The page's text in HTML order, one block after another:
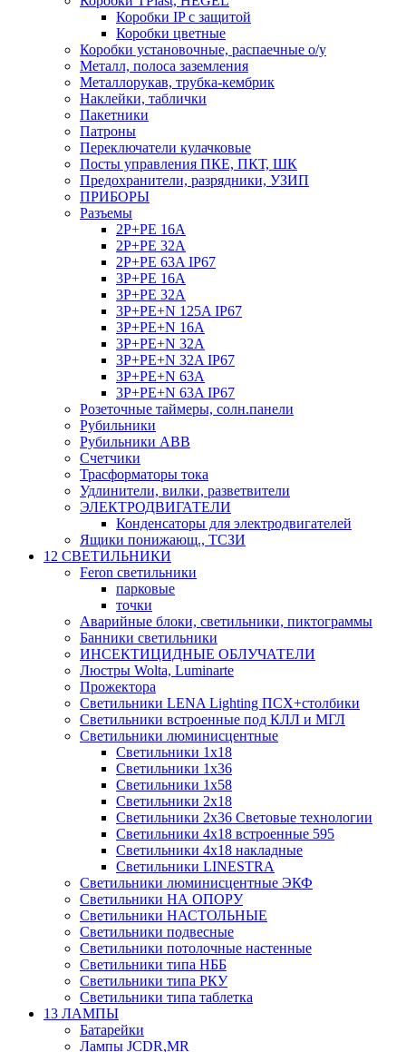
Коробки IP с защитой
Коробки цветные
Коробки установочные, распаечные о/у
Металл, полоса заземления
Металлорукав, трубка-кембрик
Наклейки, таблички
Пакетники
Патроны
Переключатели кулачковые
Посты управления ПКЕ, ПКТ, ШК
Предохранители, разрядники, УЗИП
ПРИБОРЫ
Разъемы
2P+PE 16A
2P+PE 32A
2P+PE 63A IP67
3P+PE 16A
3P+PE 32A
3P+PE+N 125A IP67
3P+PE+N 16A
3P+PE+N 32A
3P+PE+N 32A IP67
3P+PE+N 63A
3P+PE+N 63A IP67
Розеточные таймеры, солн.панели
Рубильники
Рубильники ABB
Счетчики
Трасформаторы тока
Удлинители, вилки, разветвители
ЭЛЕКТРОДВИГАТЕЛИ
Конденсаторы для электродвигателей
Ящики понижающ., ТСЗИ
12 СВЕТИЛЬНИКИ
Feron светильники
парковые
точки
Аварийные блоки, светильники, пиктограммы
Банники светильники
ИНСЕКТИЦИДНЫЕ ОБЛУЧАТЕЛИ
Люстры Wolta, Luminarte
Прожектора
Светильники LENA Lighting ПСХ+столбики
Светильники встроенные под КЛЛ и МГЛ
Светильники люминисцентные
Светильники 1х18
Светильники 1х36
Светильники 1х58
Светильники 2х18
Светильники 2х36 Световые технологии
Светильники 4х18 встроенные 595
Светильники 4х18 накладные
Светильники LINESTRA
Светильники люминисцентные ЭКФ
Светильники НА ОПОРУ
Светильники НАСТОЛЬНЫЕ
Светильники подвесные
Светильники потолочные настенные
Светильники типа НББ
Светильники типа РКУ
Светильники типа таблетка
13 ЛАМПЫ
Батарейки
Лампы JCDR,MR